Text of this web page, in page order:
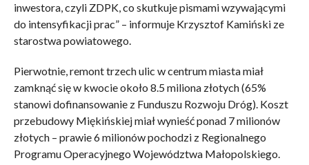
inwestora, czyli ZDPK, co skutkuje pismami wzywającymi
do intensyfikacji prac” – informuje Krzysztof Kamiński ze
starostwa powiatowego.
Pierwotnie, remont trzech ulic w centrum miasta miał
zamknąć się w kwocie około 8.5 miliona złotych (65%
stanowi dofinansowanie z Funduszu Rozwoju Dróg). Koszt
przebudowy Miękińskiej miał wynieść ponad 7 milionów
złotych – prawie 6 milionów pochodzi z Regionalnego
Programu Operacyjnego Województwa Małopolskiego.